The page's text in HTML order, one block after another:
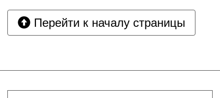
Перейти к началу страницы